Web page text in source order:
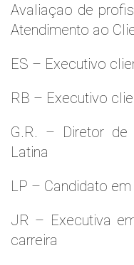
Avaliaçao de
Atendimento ao
ES – Executivo
RB – Executivo
G.R. – Diretor de
Latina
LP – Candidato
JR – Executiva
carreira